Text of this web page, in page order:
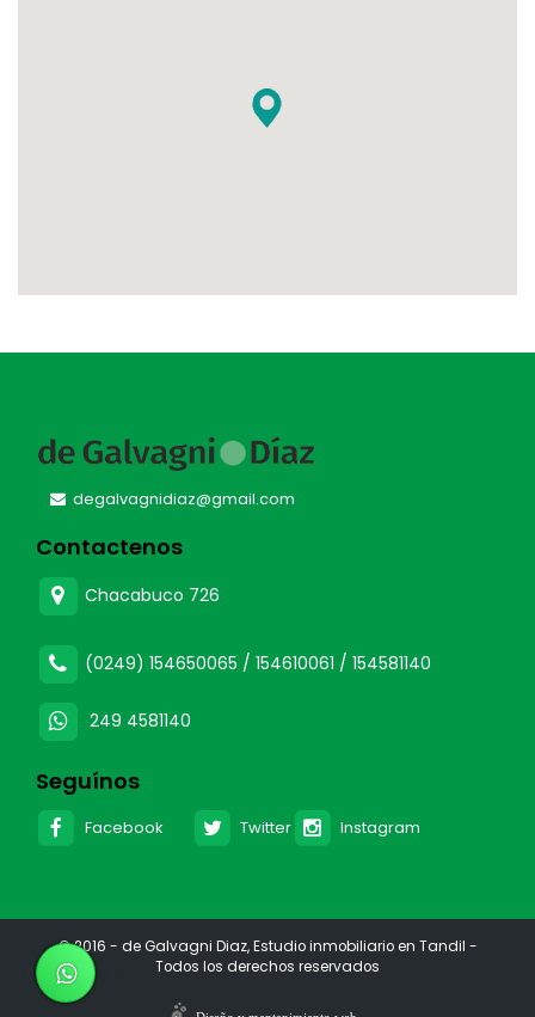
degalvagnidiaz@gmail.com
Contactenos
Chacabuco 726
(0249) 154650065 / 154610061 / 154581140
249 4581140
Seguínos
Facebook Twitter Instagram
© 2016 - de Galvagni Diaz, Estudio inmobiliario en Tandil -
Todos los derechos reservados